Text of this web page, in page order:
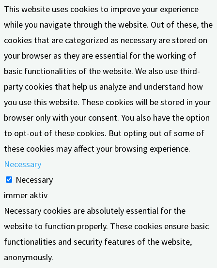
This website uses cookies to improve your experience
while you navigate through the website. Out of these, the
cookies that are categorized as necessary are stored on
your browser as they are essential for the working of
basic functionalities of the website. We also use third-
party cookies that help us analyze and understand how
you use this website. These cookies will be stored in your
browser only with your consent. You also have the option
to opt-out of these cookies. But opting out of some of
these cookies may affect your browsing experience.
Necessary
Necessary
immer aktiv
Necessary cookies are absolutely essential for the
website to function properly. These cookies ensure basic
functionalities and security features of the website,
anonymously.